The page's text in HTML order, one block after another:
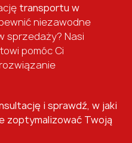
transportu w
niezawodne
sprzedaży? Nasi
pomóc Ci
i sprawdź, w jaki
zoptymalizować Twoją